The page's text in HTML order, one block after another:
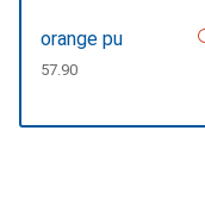
orange pu
CHF
57.90